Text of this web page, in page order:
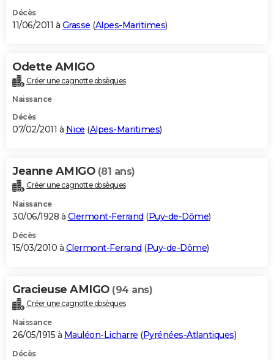
Décès
11/06/2011 à Grasse (Alpes-Maritimes)
Odette AMIGO
Créer une cagnotte obsèques
Naissance
Décès
07/02/2011 à Nice (Alpes-Maritimes)
Jeanne AMIGO (81 ans)
Créer une cagnotte obsèques
Naissance
30/06/1928 à Clermont-Ferrand (Puy-de-Dôme)
Décès
15/03/2010 à Clermont-Ferrand (Puy-de-Dôme)
Gracieuse AMIGO (94 ans)
Créer une cagnotte obsèques
Naissance
26/05/1915 à Mauléon-Licharre (Pyrénées-Atlantiques)
Décès